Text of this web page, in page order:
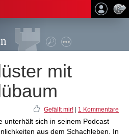
mit
Gefällt mir! 1 Kommentare
unterhält sich in seinem Podcast
aus dem Schachleben. In